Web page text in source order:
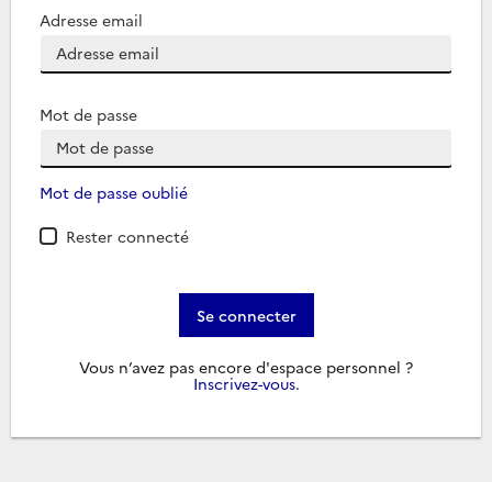
Adresse email
Mot de passe
Mot de passe oublié
Rester connecté
Se connecter
Vous n’avez pas encore d'espace personnel ?
Inscrivez-vous.